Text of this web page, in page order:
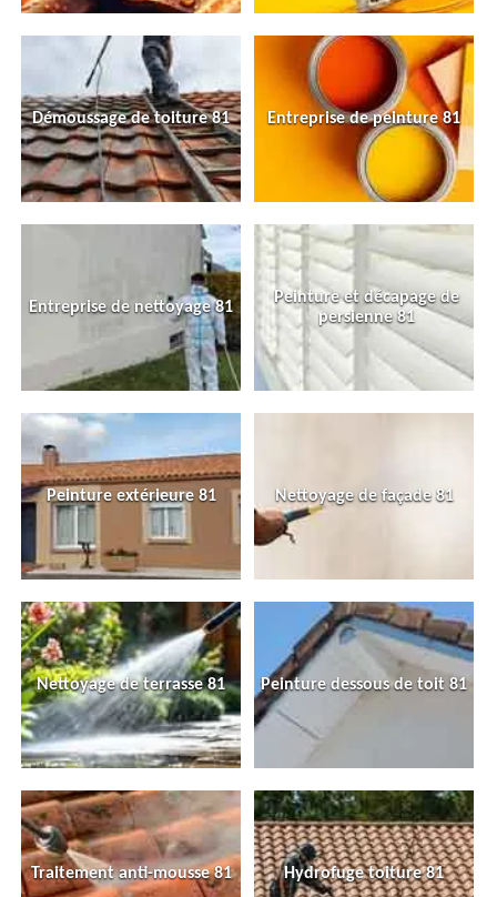
Démoussage de toiture 81 Entreprise de peinture 81
Entreprise de nettoyage 81
Peinture et décapage de
persienne 81
Peinture extérieure 81 Nettoyage de façade 81
Nettoyage de terrasse 81 Peinture dessous de toit 81
Traitement anti-mousse 81 Hydrofuge toiture 81